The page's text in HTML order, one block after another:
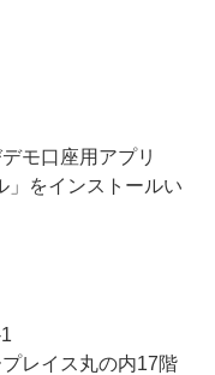
モ口座用アプリ
」をインストールい
イス丸の内17階